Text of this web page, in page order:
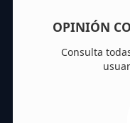
OPINIÓN
Consulta